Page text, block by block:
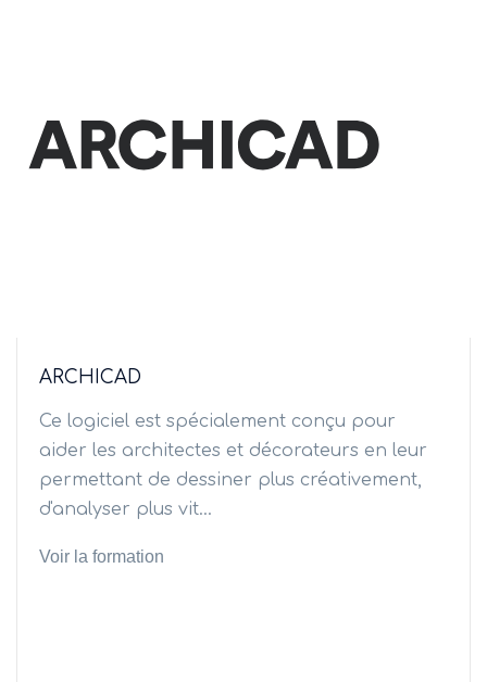
ARCHICAD
Ce logiciel est spécialement conçu pour
aider les architectes et décorateurs en leur
permettant de dessiner plus créativement,
d'analyser plus vit...
Voir la formation